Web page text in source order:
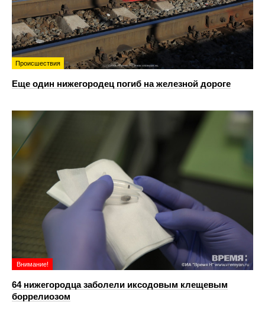
Происшествия
Еще один нижегородец погиб на железной дороге
Внимание!
64 нижегородца заболели иксодовым клещевым
боррелиозом